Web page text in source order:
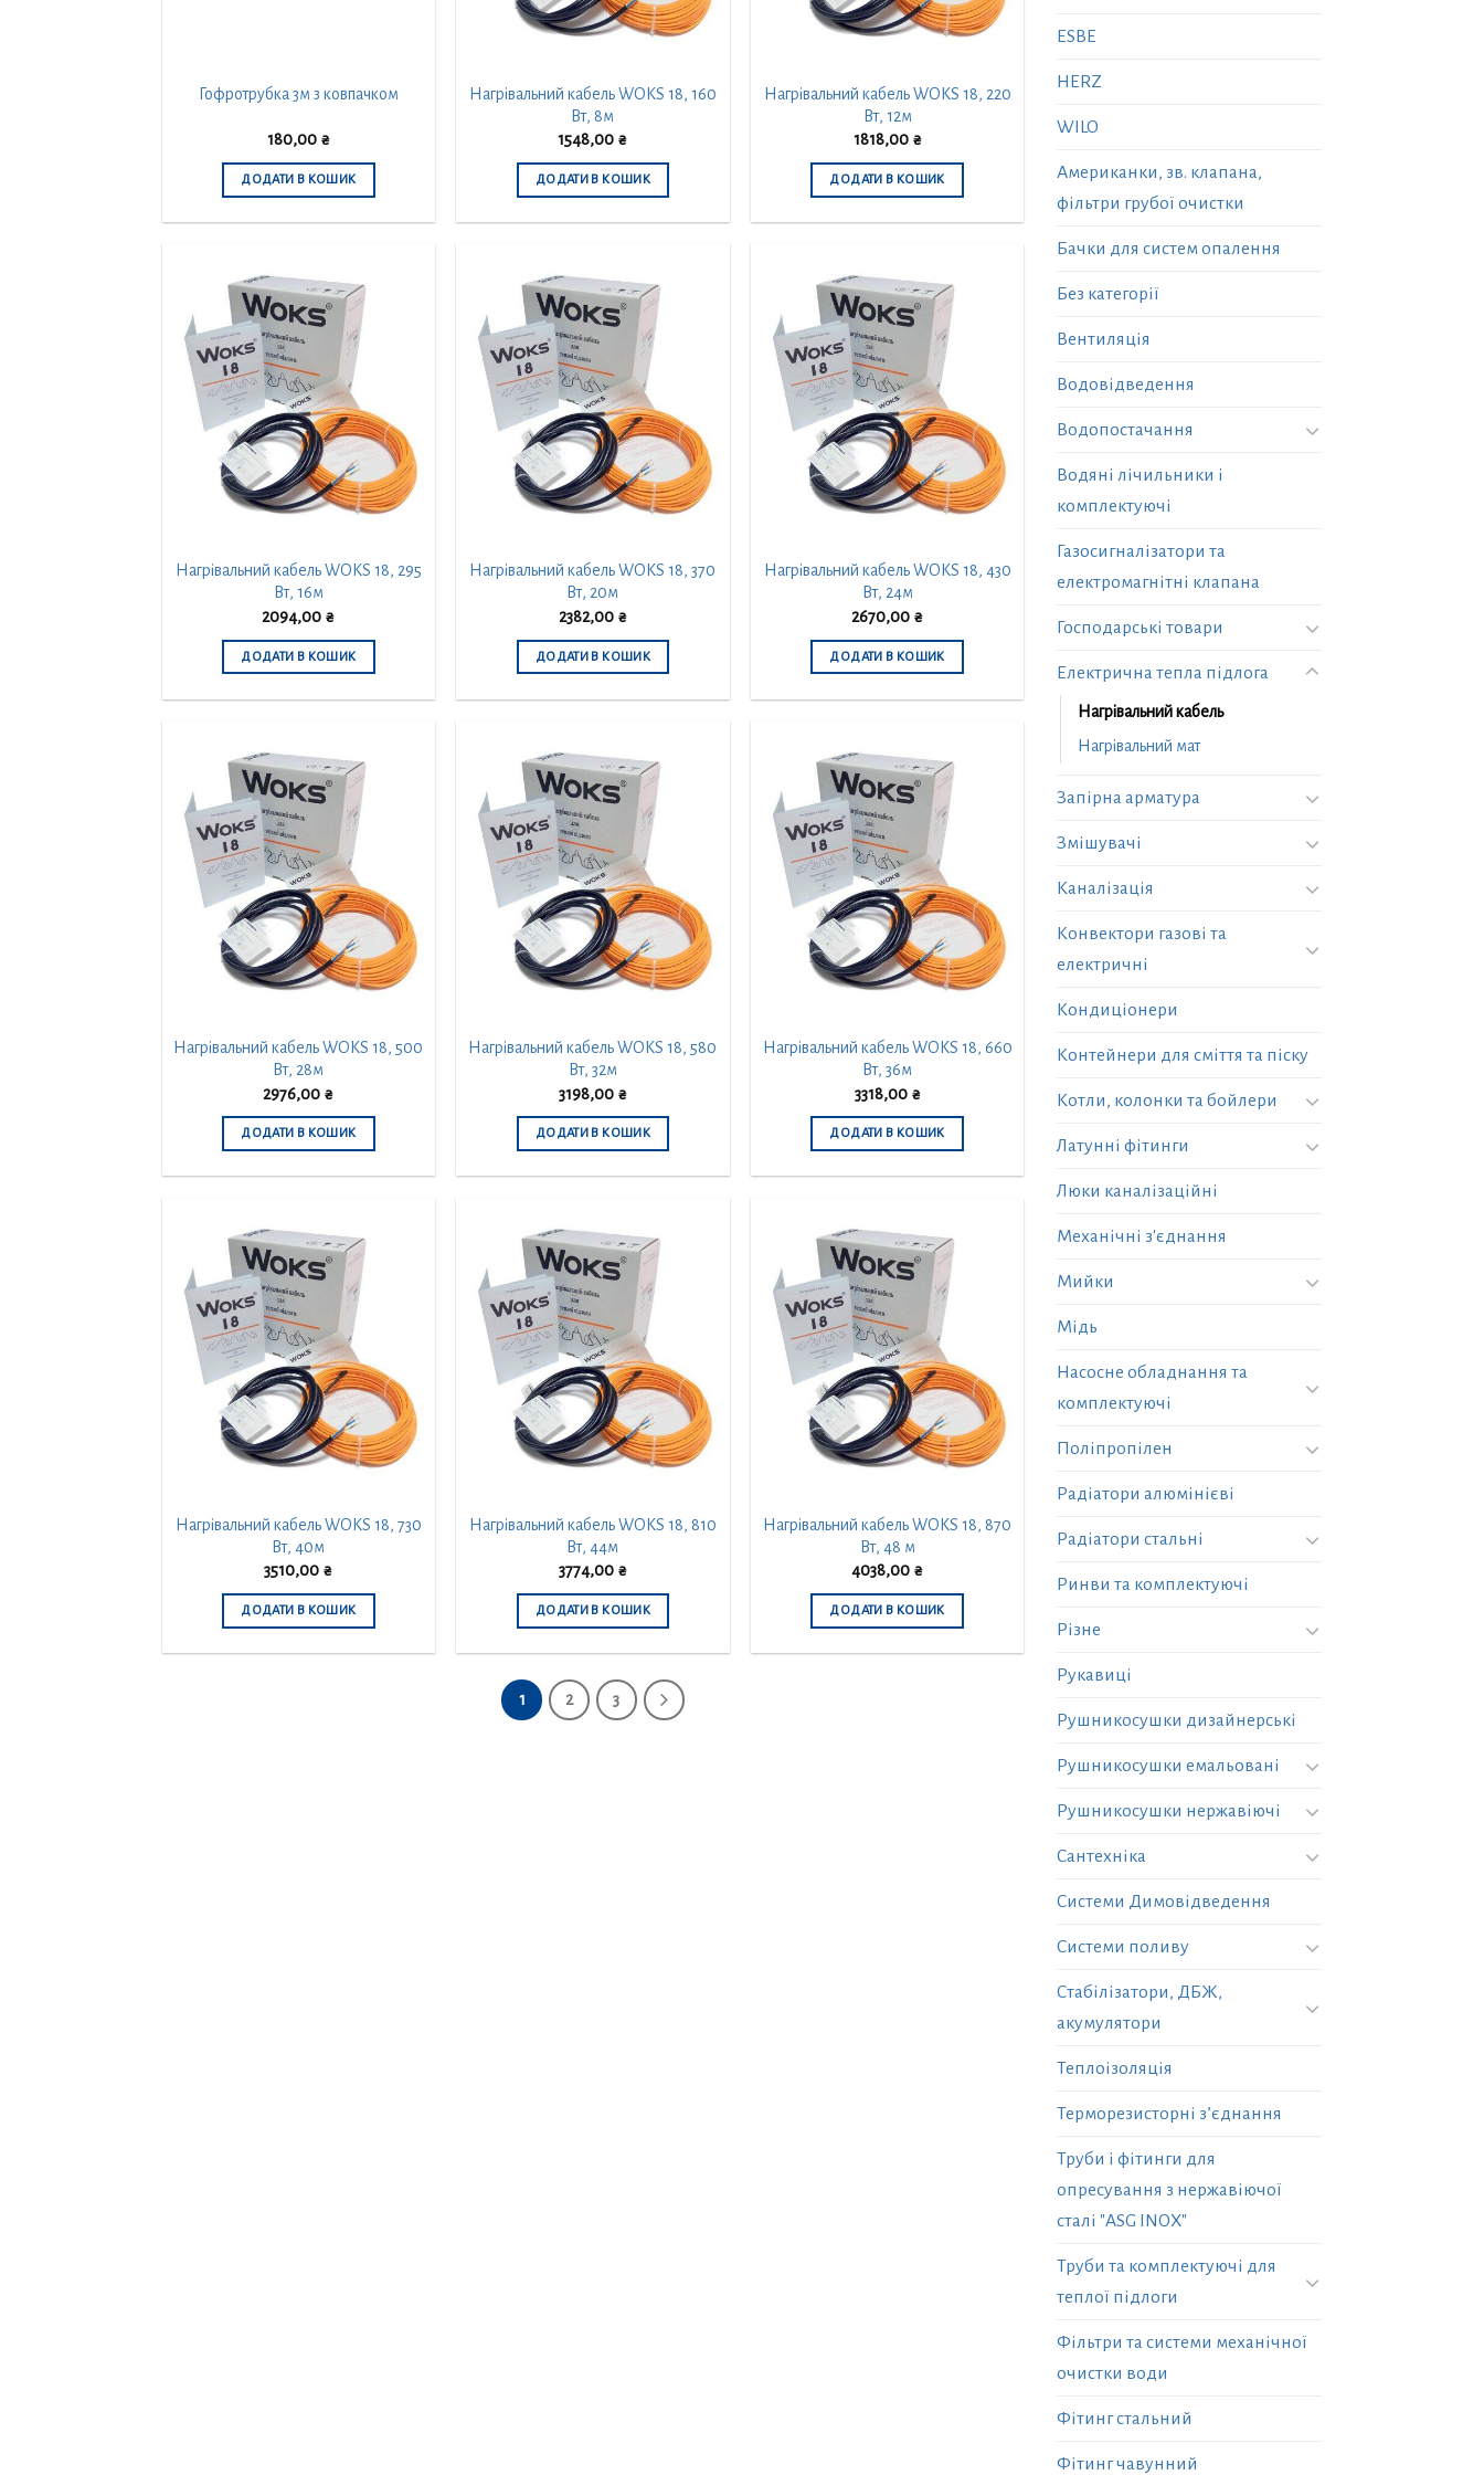
Гофротрубка 3м з ковпачком
180,00 ₴
ДОДАТИ В КОШИК
Нагрівальний кабель WOKS 18, 160
Вт, 8м
1548,00 ₴
ДОДАТИ В КОШИК
Нагрівальний кабель WOKS 18, 220
Вт, 12м
1818,00 ₴
ДОДАТИ В КОШИК
Нагрівальний кабель WOKS 18, 295
Вт, 16м
2094,00 ₴
ДОДАТИ В КОШИК
Нагрівальний кабель WOKS 18, 370
Вт, 20м
2382,00 ₴
ДОДАТИ В КОШИК
Нагрівальний кабель WOKS 18, 430
Вт, 24м
2670,00 ₴
ДОДАТИ В КОШИК
Нагрівальний кабель WOKS 18, 500
Вт, 28м
2976,00 ₴
ДОДАТИ В КОШИК
Нагрівальний кабель WOKS 18, 580
Вт, 32м
3198,00 ₴
ДОДАТИ В КОШИК
Нагрівальний кабель WOKS 18, 660
Вт, 36м
3318,00 ₴
ДОДАТИ В КОШИК
Нагрівальний кабель WOKS 18, 730
Вт, 40м
3510,00 ₴
ДОДАТИ В КОШИК
Нагрівальний кабель WOKS 18, 810
Вт, 44м
3774,00 ₴
ДОДАТИ В КОШИК
Нагрівальний кабель WOKS 18, 870
Вт, 48 м
4038,00 ₴
ДОДАТИ В КОШИК
1 2 3
ESBE
HERZ
WILO
Американки, зв. клапана,
фільтри грубої очистки
Бачки для систем опалення
Без категорії
Вентиляція
Водовідведення
Водопостачання
Водяні лічильники і
комплектуючі
Газосигналізатори та
електромагнітні клапана
Господарські товари
Електрична тепла підлога
Нагрівальний кабель
Нагрівальний мат
Запірна арматура
Змішувачі
Каналізація
Конвектори газові та
електричні
Кондиціонери
Контейнери для сміття та піску
Котли, колонки та бойлери
Латунні фітинги
Люки каналізаційні
Механічні з'єднання
Мийки
Мідь
Насосне обладнання та
комплектуючі
Поліпропілен
Радіатори алюмінієві
Радіатори стальні
Ринви та комплектуючі
Різне
Рукавиці
Рушникосушки дизайнерські
Рушникосушки емальовані
Рушникосушки нержавіючі
Сантехніка
Системи Димовідведення
Системи поливу
Стабілізатори, ДБЖ,
акумулятори
Теплоізоляція
Терморезисторні з’єднання
Труби і фітинги для
опресування з нержавіючої
сталі "ASG INOX"
Труби та комплектуючі для
теплої підлоги
Фільтри та системи механічної
очистки води
Фітинг стальний
Фітинг чавунний